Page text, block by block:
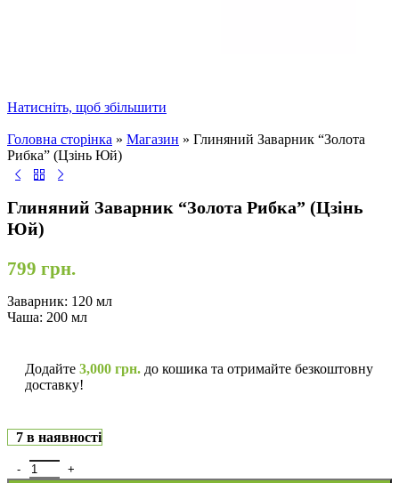
Натисніть, щоб збільшити
Головна сторінка » Магазин » Глиняний Заварник “Золота
Рибка” (Цзінь Юй)
Глиняний Заварник “Золота Рибка” (Цзінь
Юй)
799 грн.
Заварник: 120 мл
Чаша: 200 мл
Додайте 3,000 грн. до кошика та отримайте безкоштовну
доставку!
7 в наявності